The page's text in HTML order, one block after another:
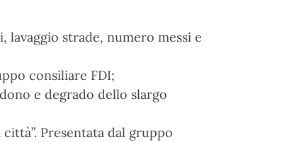
lavaggio strade, numero messi e
consiliare FDI;
e degrado dello slargo
Presentata dal gruppo